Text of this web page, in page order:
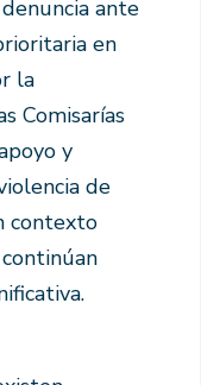
ante
en
la
Comisarías
y
de
contexto